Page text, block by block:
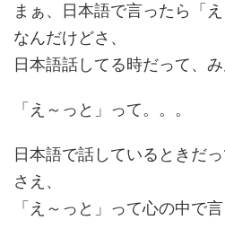
まぁ、日本語で言ったら「
なんだけどさ、
日本語話してる時だって、
「え～っと」って。。。
日本語で話しているときだ
さえ、
「え～っと」って心の中で